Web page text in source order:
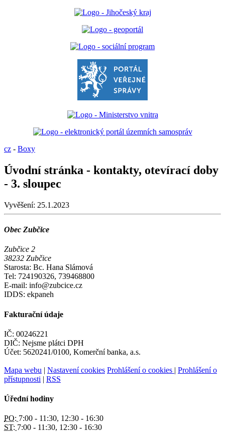
cz - Boxy
Úvodní stránka - kontakty, otevírací doby
- 3. sloupec
Vyvěšení: 25.1.2023
Obec Zubčice
Zubčice 2
38232 Zubčice
Starosta: Bc. Hana Slámová
Tel: 724190326, 739468800
E-mail: info@zubcice.cz
IDDS: ekpaneh
Fakturační údaje
IČ: 00246221
DIČ: Nejsme plátci DPH
Účet: 5620241/0100, Komerční banka, a.s.
Mapa webu | Nastavení cookies Prohlášení o cookies | Prohlášení o
přístupnosti | RSS
Úřední hodiny
PO: 7:00 - 11:30, 12:30 - 16:30
ST: 7:00 - 11:30, 12:30 - 16:30